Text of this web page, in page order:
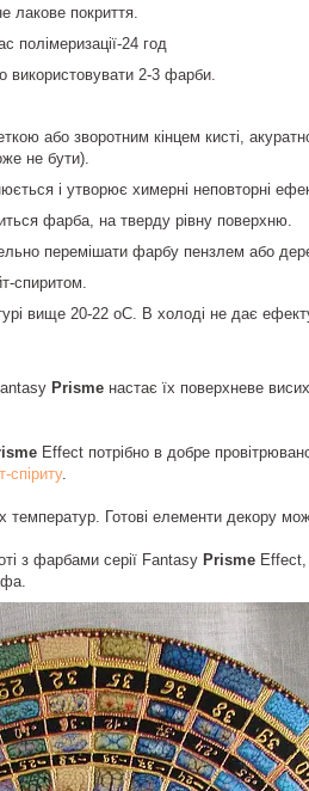
лакове покриття.
полімеризації-24 год
використовувати 2-3 фарби.
або зворотним кінцем кисті,
не бути).
і утворює химерні неповторні
фарба, на тверду рівну поверхню.
перемішати фарбу пензлем або
спиритом.
вище 20-22 оС. В холоді не дає
Prisme настає їх поверхневе
Effect потрібно в добре
спіриту.
температур. Готові елементи декору
з фарбами серії Fantasy Prisme Effect,